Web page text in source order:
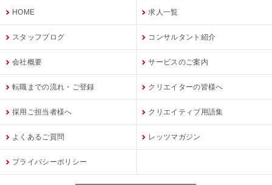
HOME 求人一覧
スタッフブログ コンサルタント紹介
会社概要 サービスのご案内
転職までの流れ・ご登録 クリエイターの皆様へ
採用ご担当者様へ クリエイティブ用語集
よくあるご質問 レッツマガジン
プライバシーポリシー